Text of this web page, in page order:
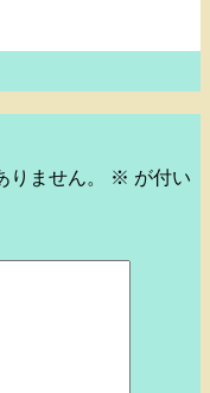
ません。 ※ が付い